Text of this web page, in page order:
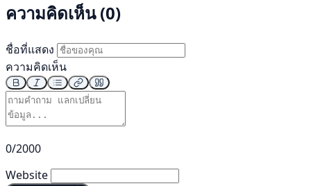
ความคิดเห็น (0)
ชื่อที่แสดง
ความคิดเห็น
0/2000
Website